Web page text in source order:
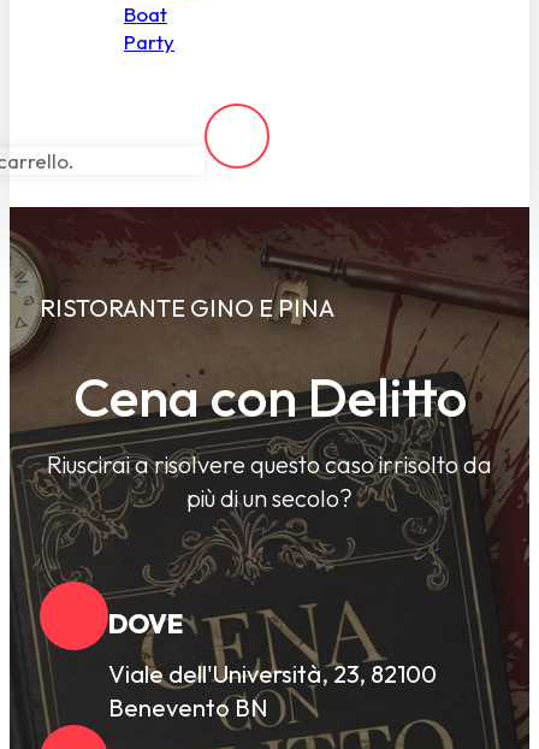
Boat
Party
RISTORANTE GINO E PINA
Cena con Delitto
Riuscirai a risolvere questo caso irrisolto da
più di un secolo?
DOVE
Viale dell'Università, 23, 82100
Benevento BN